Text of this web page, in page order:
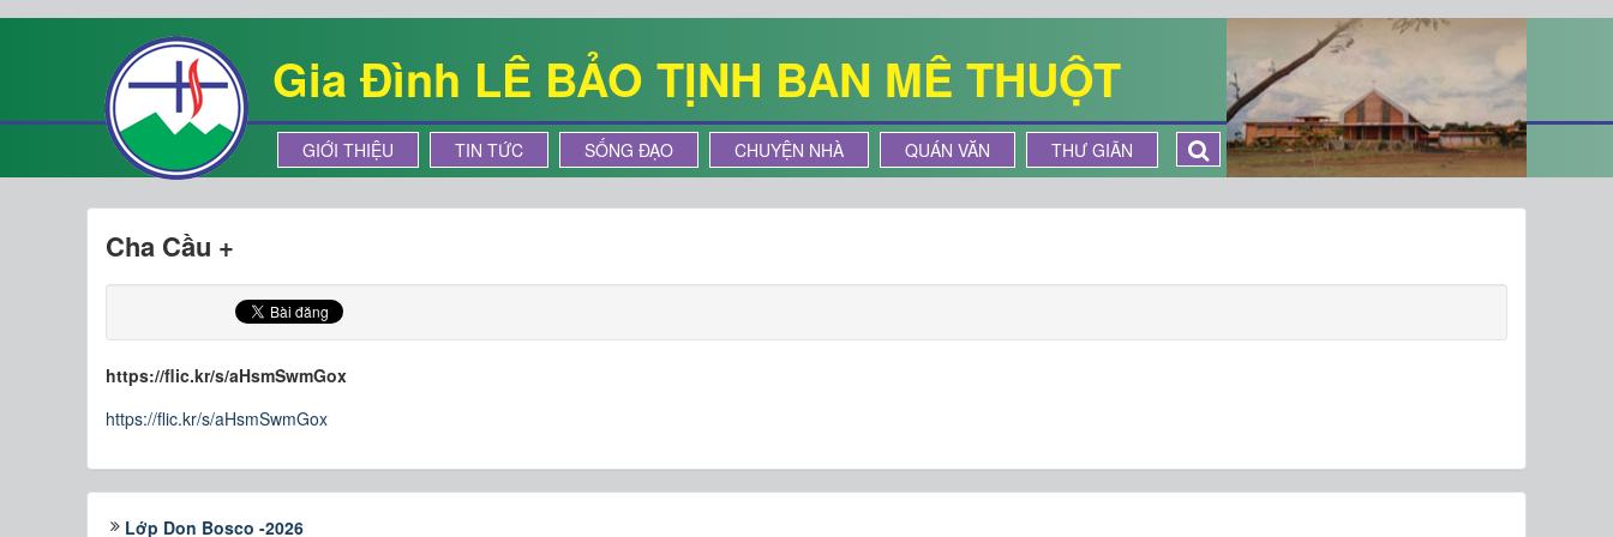
Gia Đình LÊ BẢO TỊNH BAN MÊ THUỘT
GIỚI THIỆU TIN TỨC SỐNG ĐẠO CHUYỆN NHÀ QUÁN VĂN THƯ GIÃN
Cha Cầu +
https://flic.kr/s/aHsmSwmGox
https://flic.kr/s/aHsmSwmGox
Lớp Don Bosco -2026